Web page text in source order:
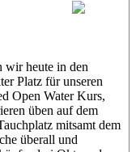
wir heute in den
Platz für unseren
Open Water Kurs,
üben auf dem
mitsamt dem
überall und